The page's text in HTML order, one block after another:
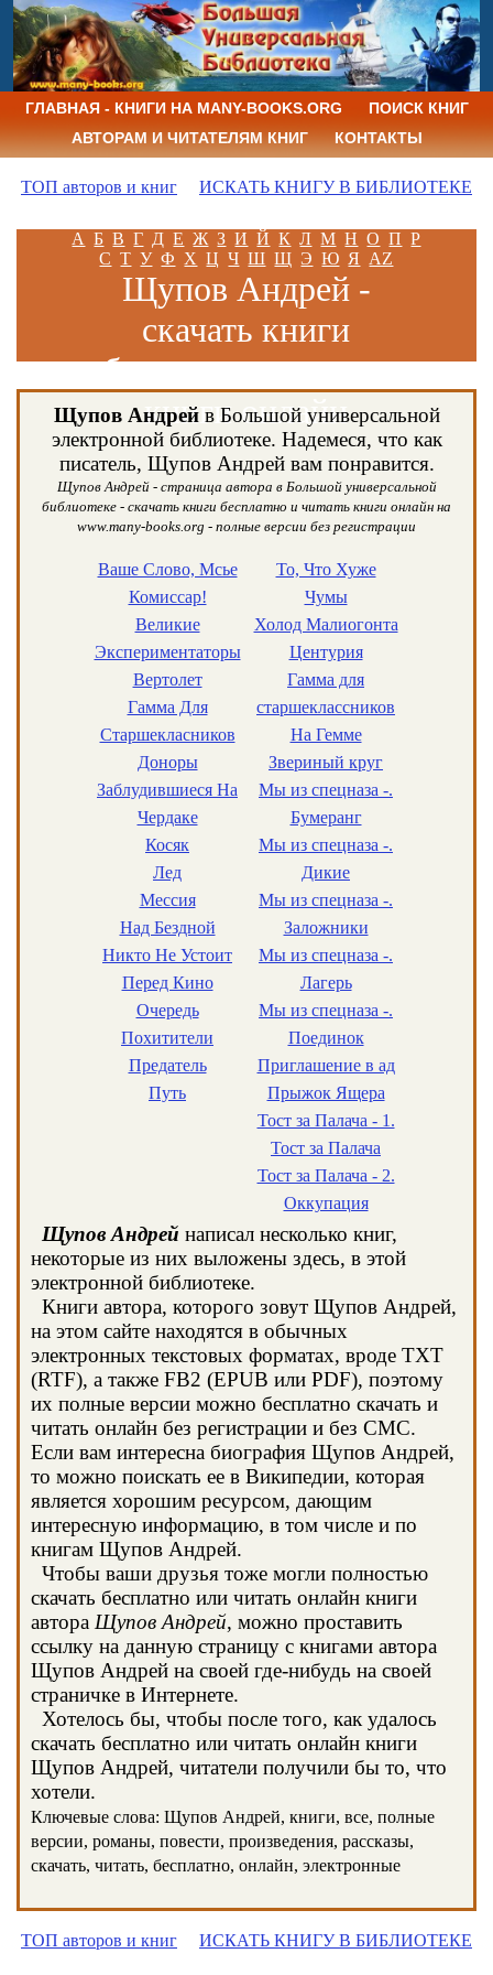
ГЛАВНАЯ - КНИГИ НА MANY-BOOKS.ORG
ПОИСК КНИГ
АВТОРАМ И ЧИТАТЕЛЯМ КНИГ
КОНТАКТЫ
ТОП авторов и книг ИСКАТЬ КНИГУ В БИБЛИОТЕКЕ
А Б В Г Д Е Ж З И Й К Л М Н О П Р
С Т У Ф Х Ц Ч Ш Щ Э Ю Я AZ
Щупов Андрей -
скачать книги
бесплатно и читать
книги онлайн
Щупов Андрейв Большой универсальной
электронной библиотеке. Надемеся, что как
писатель, Щупов Андрей вам понравится.
Щупов Андрей - страница автора в Большой универсальной
библиотеке - скачать книги бесплатно и читать книги онлайн на
www.many-books.org - полные версии без регистрации
Ваше Слово, Мсье
Комиссар!
Великие
Экспериментаторы
Вертолет
Гамма Для
Старшекласников
Доноры
Заблудившиеся На
Чердаке
Косяк
Лед
Мессия
Над Бездной
Никто Не Устоит
Перед Кино
Очередь
Похитители
Предатель
Путь
То, Что Хуже
Чумы
Холод Малиогонта
Центурия
Гамма для
старшеклассников
На Гемме
Звериный круг
Мы из спецназа -.
Бумеранг
Мы из спецназа -.
Дикие
Мы из спецназа -.
Заложники
Мы из спецназа -.
Лагерь
Мы из спецназа -.
Поединок
Приглашение в ад
Прыжок Ящера
Тост за Палача - 1.
Тост за Палача
Тост за Палача - 2.
Оккупация
Щупов Андрей написал несколько книг,
некоторые из них выложены здесь, в этой
электронной библиотеке.
Книги автора, которого зовут Щупов Андрей,
на этом сайте находятся в обычных
электронных текстовых форматах, вроде TXT
(RTF), а также FB2 (EPUB или PDF), поэтому
их полные версии можно бесплатно скачать и
читать онлайн без регистрации и без СМС.
Если вам интересна биография Щупов Андрей,
то можно поискать ее в Википедии, которая
является хорошим ресурсом, дающим
интересную информацию, в том числе и по
книгам Щупов Андрей.
Чтобы ваши друзья тоже могли полностью
скачать бесплатно или читать онлайн книги
автора Щупов Андрей, можно проставить
ссылку на данную страницу с книгами автора
Щупов Андрей на своей где-нибудь на своей
страничке в Интернете.
Хотелось бы, чтобы после того, как удалось
скачать бесплатно или читать онлайн книги
Щупов Андрей, читатели получили бы то, что
хотели.
Ключевые слова: Щупов Андрей, книги, все, полные
версии, романы, повести, произведения, рассказы,
скачать, читать, бесплатно, онлайн, электронные
ТОП авторов и книг ИСКАТЬ КНИГУ В БИБЛИОТЕКЕ